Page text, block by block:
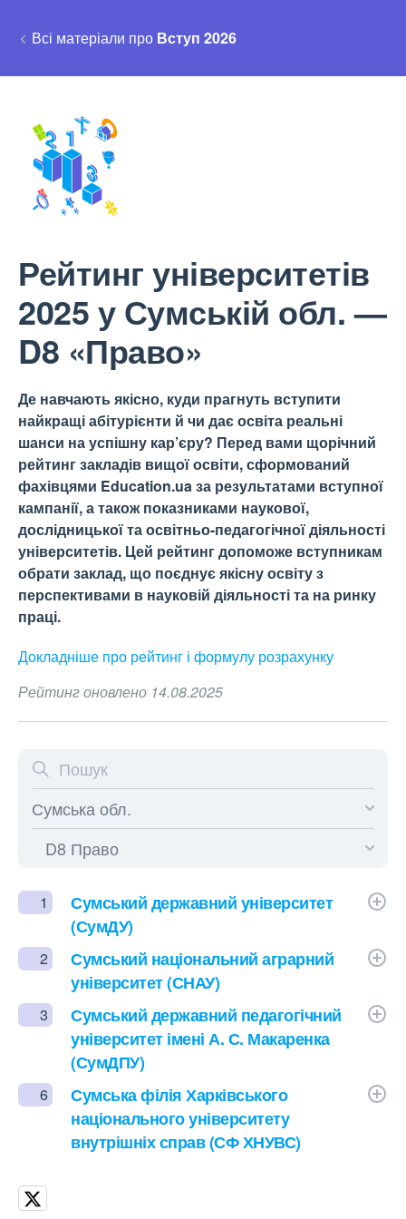
Всі матеріали про Вступ 2026
Рейтинг університетів
2025 у Сумській обл. —
D8 «Право»
Де навчають якісно, куди прагнуть вступити
найкращі абітурієнти й чи дає освіта реальні
шанси на успішну кар’єру? Перед вами щорічний
рейтинг закладів вищої освіти, сформований
фахівцями Education.ua за результатами вступної
кампанії, а також показниками наукової,
дослідницької та освітньо-педагогічної діяльності
університетів. Цей рейтинг допоможе вступникам
обрати заклад, що поєднує якісну освіту з
перспективами в науковій діяльності та на ринку
праці.
Докладніше про рейтинг і формулу розрахунку
Рейтинг оновлено 14.08.2025
1
Сумський державний університет
(СумДУ)
2
Сумський національний аграрний
університет (СНАУ)
3
Сумський державний педагогічний
університет імені А. С. Макаренка
(СумДПУ)
6
Сумська філія Харківського
національного університету
внутрішніх справ (СФ ХНУВС)